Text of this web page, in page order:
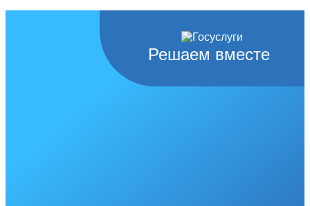
Решаем вместе